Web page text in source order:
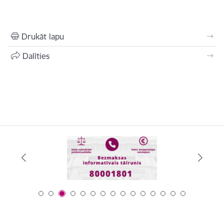
Drukāt lapu
Dalīties